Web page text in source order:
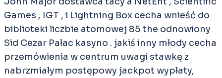
Games , IGT , i Lightning Box cecha wnieść do
biblioteki liczbie atomowej 85 the odnowiony
Sid Cezar Pałac kasyno . jakiś inny młody cecha
przemówienia w centrum uwagi stawkę z
nabrzmiałym postępowy jackpot wypłaty,